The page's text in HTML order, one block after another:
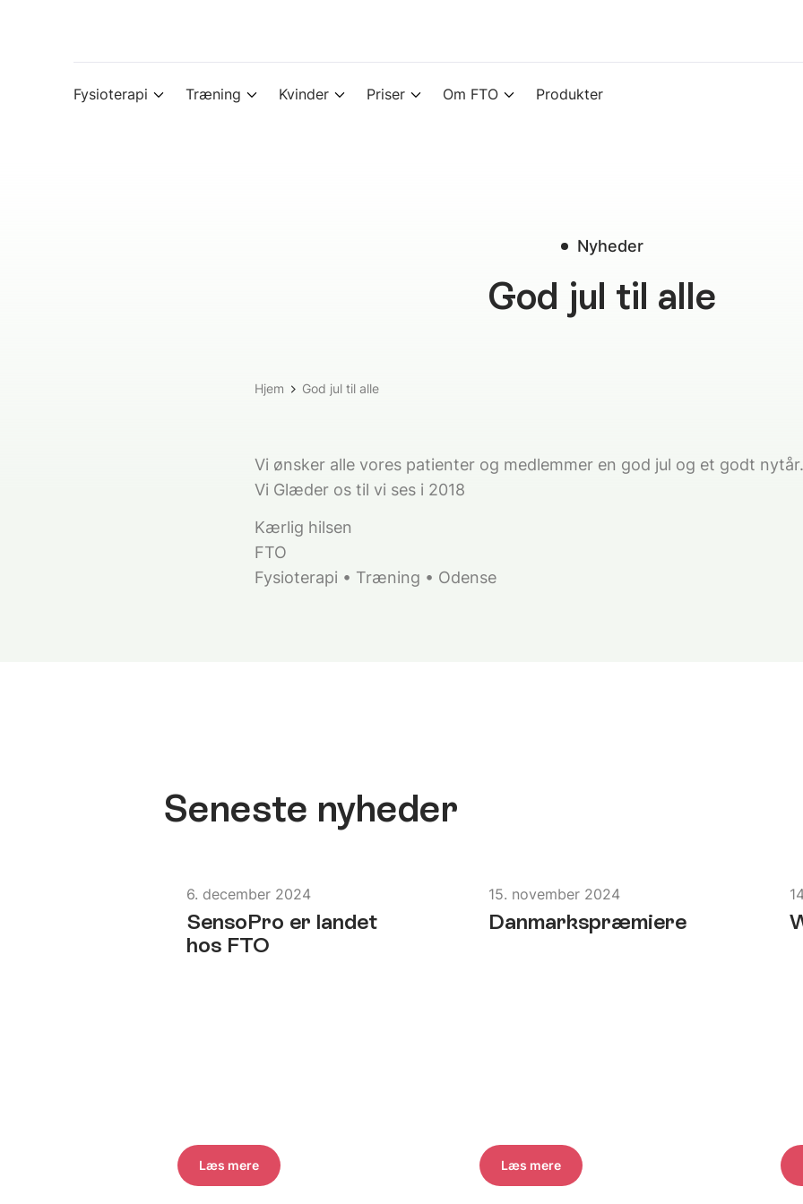
Fysioterapi Træning Kvinder Priser Om FTO Produkter
Nyheder
God jul til alle
Hjem God jul til alle
Vi ønsker alle vores patienter og medlemmer en god jul og et godt nytår.
Vi Glæder os til vi ses i 2018
Kærlig hilsen
FTO
Fysioterapi • Træning • Odense
Seneste nyheder
6. december 2024
SensoPro er landet
hos FTO
Læs mere
15. november 2024
Danmarkspræmiere
Læs mere